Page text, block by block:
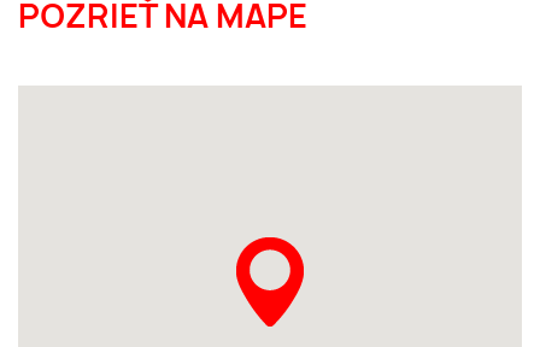
POZRIEŤ NA MAPE